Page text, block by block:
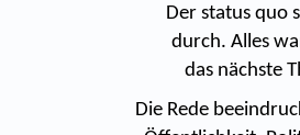
Der status quo
durch. Alles
das nächste
Die Rede